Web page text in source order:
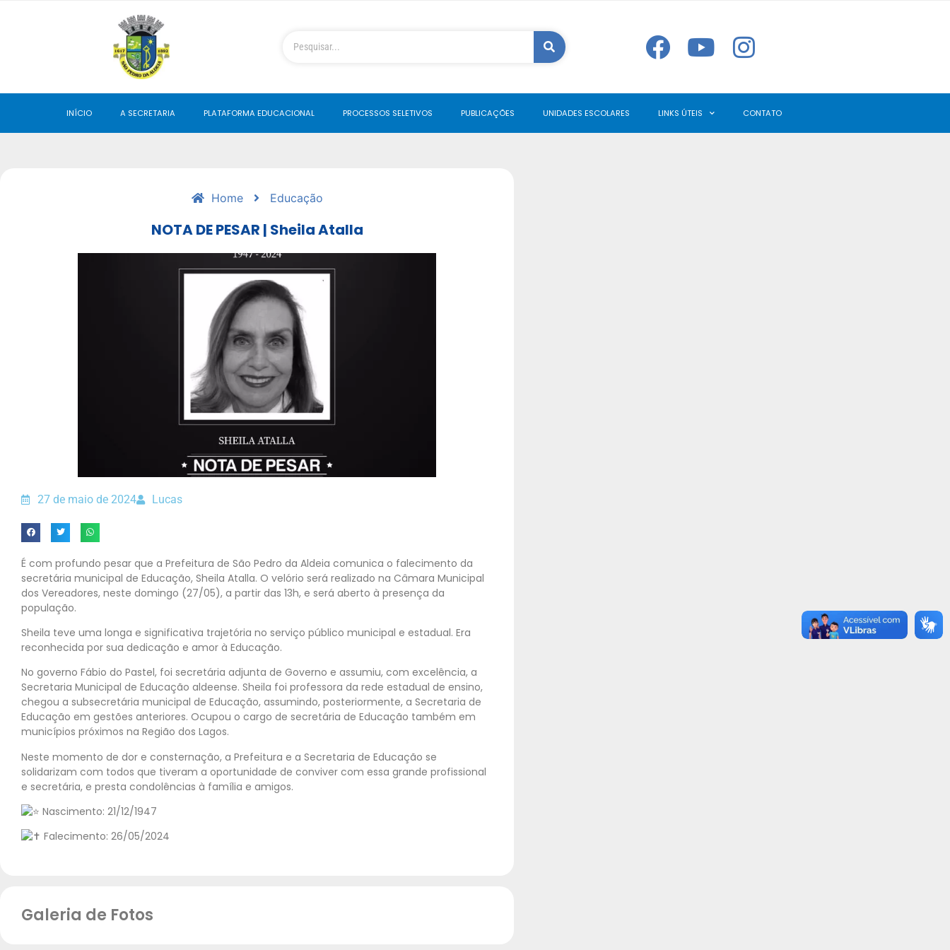
INÍCIO A SECRETARIA PLATAFORMA EDUCACIONAL PROCESSOS SELETIVOS PUBLICAÇÕES UNIDADES ESCOLARES LINKS ÚTEIS CONTATO
Home Educação
NOTA DE PESAR | Sheila Atalla
27 de maio de 2024 Lucas
É com profundo pesar que a Prefeitura de São Pedro da Aldeia comunica o falecimento da
secretária municipal de Educação, Sheila Atalla. O velório será realizado na Câmara Municipal
dos Vereadores, neste domingo (27/05), a partir das 13h, e será aberto à presença da
população.
Sheila teve uma longa e significativa trajetória no serviço público municipal e estadual. Era
reconhecida por sua dedicação e amor à Educação.
No governo Fábio do Pastel, foi secretária adjunta de Governo e assumiu, com excelência, a
Secretaria Municipal de Educação aldeense. Sheila foi professora da rede estadual de ensino,
chegou a subsecretária municipal de Educação, assumindo, posteriormente, a Secretaria de
Educação em gestões anteriores. Ocupou o cargo de secretária de Educação também em
municípios próximos na Região dos Lagos.
Neste momento de dor e consternação, a Prefeitura e a Secretaria de Educação se
solidarizam com todos que tiveram a oportunidade de conviver com essa grande profissional
e secretária, e presta condolências à família e amigos.
Nascimento: 21/12/1947
Falecimento: 26/05/2024
Galeria de Fotos